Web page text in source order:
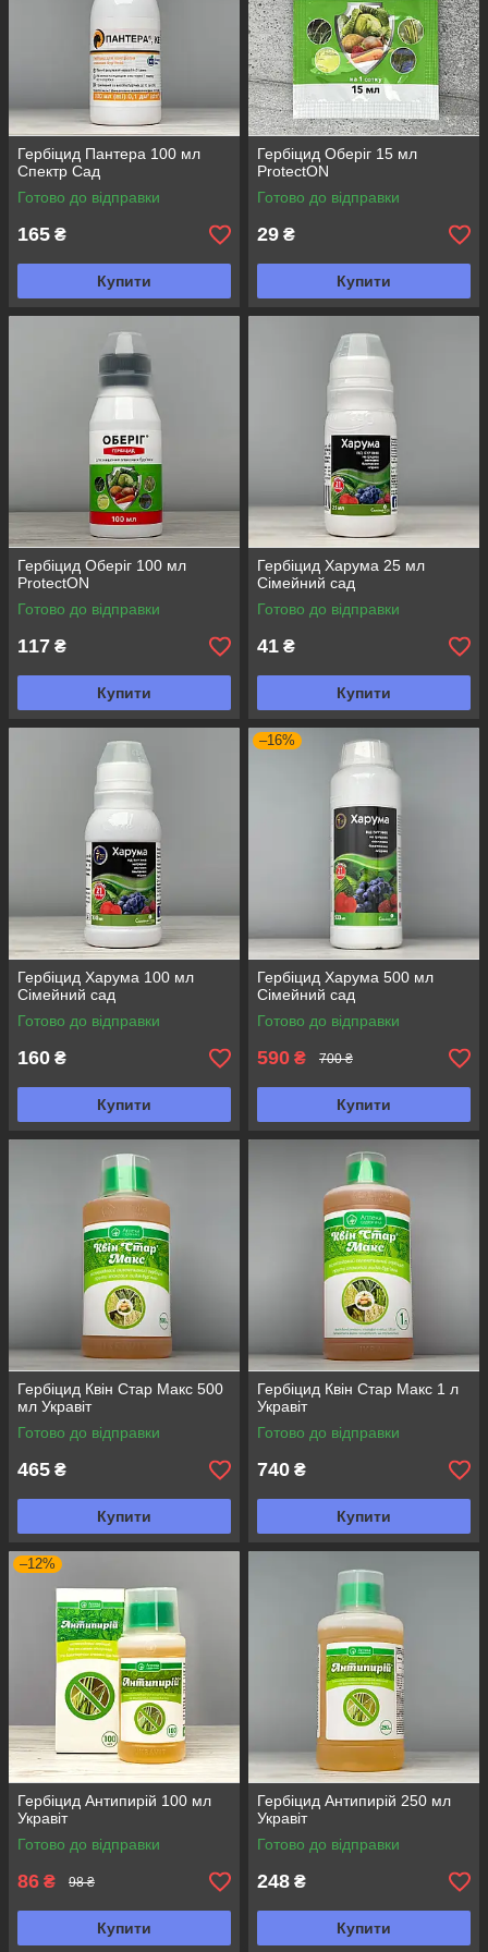
Гербіцид Пантера 100 мл
Спектр Сад
Готово до відправки
165 ₴
Купити
Гербіцид Оберіг 15 мл
ProtectON
Готово до відправки
29 ₴
Купити
Гербіцид Оберіг 100 мл
ProtectON
Готово до відправки
117 ₴
Купити
Гербіцид Харума 25 мл
Сімейний сад
Готово до відправки
41 ₴
Купити
Гербіцид Харума 100 мл
Сімейний сад
Готово до відправки
160 ₴
Купити
–16%
Гербіцид Харума 500 мл
Сімейний сад
Готово до відправки
590 ₴ 700 ₴
Купити
Гербіцид Квін Стар Макс 500
мл Укравіт
Готово до відправки
465 ₴
Купити
Гербіцид Квін Стар Макс 1 л
Укравіт
Готово до відправки
740 ₴
Купити
–12%
Гербіцид Антипирій 100 мл
Укравіт
Готово до відправки
86 ₴ 98 ₴
Купити
Гербіцид Антипирій 250 мл
Укравіт
Готово до відправки
248 ₴
Купити